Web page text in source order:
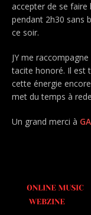
accepter de se faire
pendant 2h30 sans
ce soir.
JY me
tacite honoré. Il est
cette énergie
met du temps à
Un grand merci à